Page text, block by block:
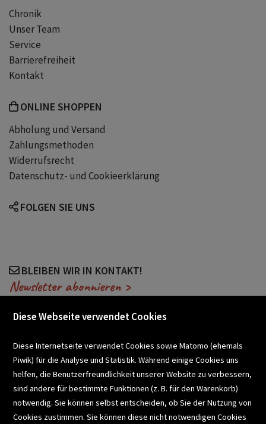
Medikamente
Elemente
Radioaktivität
Raumfahrt
Wissenschaftler Wissenschaftlerinnen
Röntgen
Genetik Darwin
Pasteurisierung Navigation
Regen Wetter
Wissenschaftsgeschichte Alltagsbezug
Chronik
Unser Team
Service
Barrierefreiheit
Kontakt
ONLINE SHOPPEN
Abholung und Versand
Zahlungsmethoden
Widerrufsrecht
Datenschutz- und Cookieerklärung
FOLGEN SIE UNS
BLEIBEN WIR IN KONTAKT!
Newsletter abonnieren >
SCHULBUCHSERVICE
Diese Webseite verwendet Cookies
Diese Internetseite verwendet Cookies sowie Matomo (ehemals
Piwik) für die Analyse und Statistik. Während einige Cookies uns
helfen, die Benutzerfreundlichkeit unserer Website zu verbessern,
sind andere für bestimmte Funktionen (z. B. für den Warenkorb)
notwendig. Sie können selbst entscheiden, ob Sie der Nutzung von
Cookies zustimmen. Sie können diese nicht notwendigen Cookies